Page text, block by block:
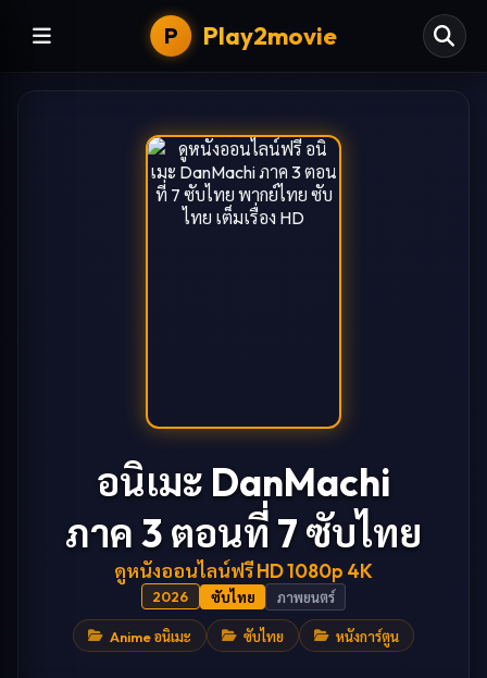
P Play2movie
อนิเมะ DanMachi
ภาค 3 ตอนที่ 7 ซับไทย
ดูหนังออนไลน์ฟรี HD 1080p 4K
2026 ซับไทย ภาพยนตร์
Anime อนิเมะ ซับไทย หนังการ์ตูน